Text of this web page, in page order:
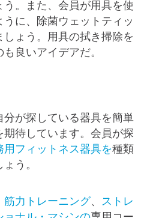
う。また、会員が用具を使
に、除菌ウェットティッ
ょう。用具の拭き掃除を
良いアイデアだ。
分が探している器具を簡単
待しています。会員が探
用フィットネス器具を種類
う。
筋力トレーニング、 ストレ